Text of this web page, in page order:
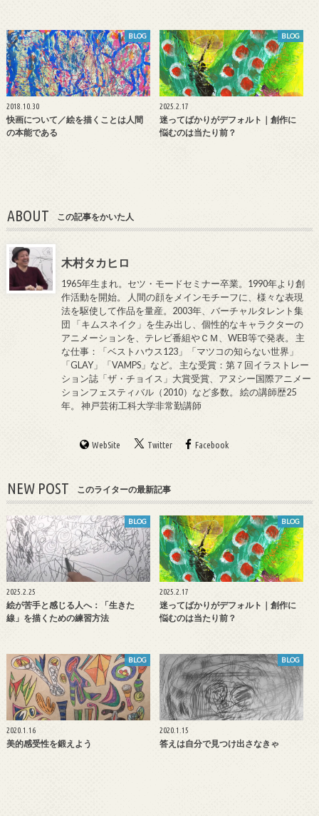
BLOG
2018.10.30
快画について／絵を描くことは人間
の本能である
BLOG
2025.2.17
迷ってばかりがデフォルト｜創作に
悩むのは当たり前？
ABOUT この記事をかいた人
木村タカヒロ
1965年生まれ。セツ・モードセミナー卒業。1990年より創
作活動を開始。 人間の顔をメインモチーフに、様々な表現
法を駆使して作品を量産。2003年、バーチャルタレント集
団 「キムスネイク」を生み出し、個性的なキャラクターの
アニメーションを、テレビ番組やＣＭ、WEB等で発表。 主
な仕事：「ベストハウス123」「マツコの知らない世界」
「GLAY」「VAMPS」など。 主な受賞：第７回イラストレー
ション誌「ザ・チョイス」大賞受賞、アヌシー国際アニメー
ションフェスティバル（2010）など多数。 絵の講師歴25
年。 神戸芸術工科大学非常勤講師
WebSite Twitter Facebook
NEW POST このライターの最新記事
BLOG
2025.2.25
絵が苦手と感じる人へ：「生きた
線」を描くための練習方法
BLOG
2025.2.17
迷ってばかりがデフォルト｜創作に
悩むのは当たり前？
BLOG
2020.1.16
美的感受性を鍛えよう
BLOG
2020.1.15
答えは自分で見つけ出さなきゃ